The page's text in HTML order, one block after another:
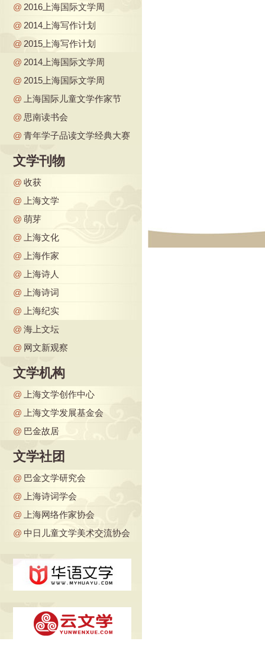
@ 2016上海国际文学周
@ 2014上海写作计划
@ 2015上海写作计划
@ 2014上海国际文学周
@ 2015上海国际文学周
@
上海国际儿童文学作家节
@ 思南读书会
@ 青年学子品读文学经典大赛
文学刊物
@ 收获
@
上海文学
@ 萌芽
@
上海文化
@
上海作家
@
上海诗人
@
上海诗词
@
上海纪实
@ 海上文坛
@ 网文新观察
文学机构
@
上海文学创作中心
@
上海文学发展基金会
@ 巴金故居
文学社团
@ 巴金文学研究会
@
上海诗词学会
@
上海网络作家协会
@ 中日儿童文学美术交流协会